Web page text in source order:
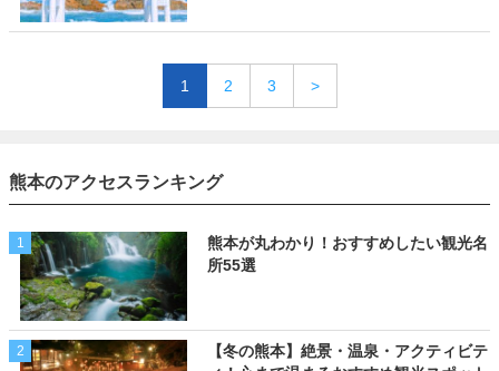
1 2 3 >
熊本のアクセスランキング
1
熊本が丸わかり！おすすめしたい観光名
所55選
2
【冬の熊本】絶景・温泉・アクティビテ